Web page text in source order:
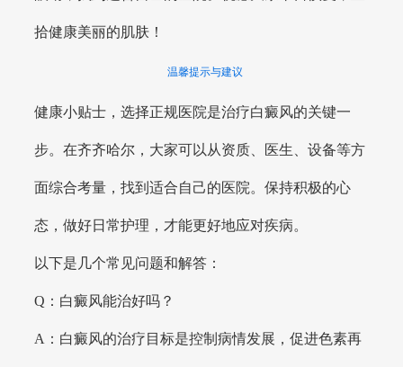
拾健康美丽的肌肤！
温馨提示与建议
健康小贴士，选择正规医院是治疗白癜风的关键一
步。在齐齐哈尔，大家可以从资质、医生、设备等方
面综合考量，找到适合自己的医院。保持积极的心
态，做好日常护理，才能更好地应对疾病。
以下是几个常见问题和解答：
Q：白癜风能治好吗？
A：白癜风的治疗目标是控制病情发展，促进色素再